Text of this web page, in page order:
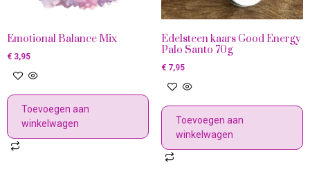
Emotional Balance Mix
€ 3,95
Toevoegen aan
winkelwagen
Edelsteen kaars Good Energy
Palo Santo 70g
€7,95
Toevoegen aan
winkelwagen